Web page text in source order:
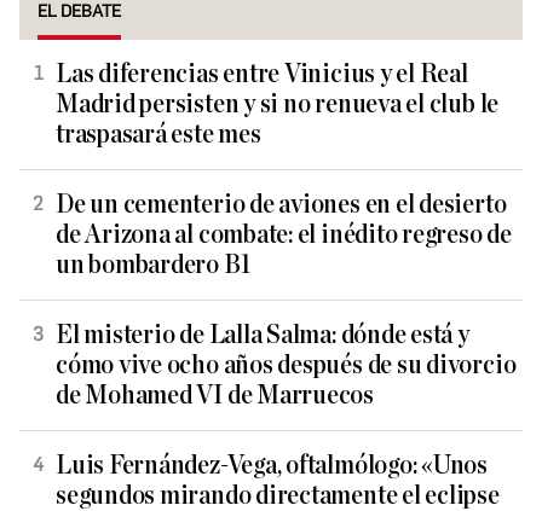
EL DEBATE
Las diferencias entre Vinicius y el Real
Madrid persisten y si no renueva el club le
traspasará este mes
De un cementerio de aviones en el desierto
de Arizona al combate: el inédito regreso de
un bombardero B1
El misterio de Lalla Salma: dónde está y
cómo vive ocho años después de su divorcio
de Mohamed VI de Marruecos
Luis Fernández-Vega, oftalmólogo: «Unos
segundos mirando directamente el eclipse